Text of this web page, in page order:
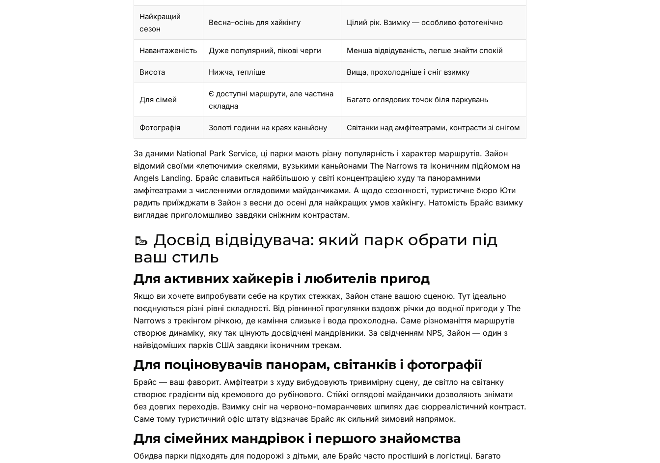
Найкращий
сезон
Весна–осінь для хайкінгу Цілий рік. Взимку — особливо фотогенічно
Навантаженість Дуже популярний, пікові черги Менша відвідуваність, легше знайти спокій
Висота Нижча, тепліше Вища, прохолодніше і сніг взимку
Для сімей
Є доступні маршрути, але частина
складна
Багато оглядових точок біля паркувань
Фотографія Золоті години на краях каньйону Світанки над амфітеатрами, контрасти зі снігом
За даними National Park Service, ці парки мають різну популярність і характер маршрутів. Зайон
відомий своїми «летючими» скелями, вузькими каньйонами The Narrows та іконичним підйомом на
Angels Landing. Брайс славиться найбільшою у світі концентрацією худу та панорамними
амфітеатрами з численними оглядовими майданчиками. А щодо сезонності, туристичне бюро Юти
радить приїжджати в Зайон з весни до осені для найкращих умов хайкінгу. Натомість Брайс взимку
виглядає приголомшливо завдяки сніжним контрастам.
🥾 Досвід відвідувача: який парк обрати під
ваш стиль
Для активних хайкерів і любителів пригод
Якщо ви хочете випробувати себе на крутих стежках, Зайон стане вашою сценою. Тут ідеально
поєднуються різні рівні складності. Від рівнинної прогулянки вздовж річки до водної пригоди у The
Narrows з трекінгом річкою, де каміння слизьке і вода прохолодна. Саме різноманіття маршрутів
створює динаміку, яку так цінують досвідчені мандрівники. За свідченням NPS, Зайон — один з
найвідоміших парків США завдяки іконичним трекам.
Для поціновувачів панорам, світанків і фотографії
Брайс — ваш фаворит. Амфітеатри з худу вибудовують тривимірну сцену, де світло на світанку
створює градієнти від кремового до рубінового. Стійкі оглядові майданчики дозволяють знімати
без довгих переходів. Взимку сніг на червоно-помаранчевих шпилях дає сюрреалістичний контраст.
Саме тому туристичний офіс штату відзначає Брайс як сильний зимовий напрямок.
Для сімейних мандрівок і першого знайомства
Обидва парки підходять для подорожі з дітьми, але Брайс часто простіший в логістиці. Багато